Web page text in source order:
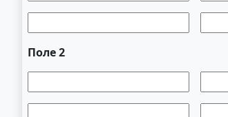
Поле 2